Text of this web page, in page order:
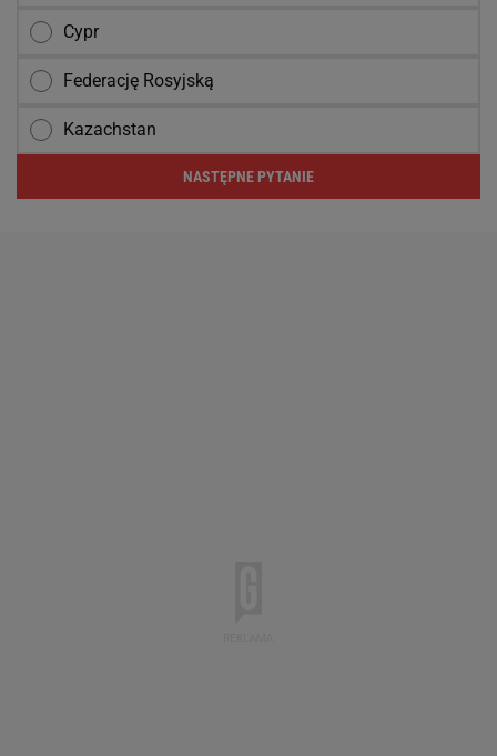
Cypr
Federację Rosyjską
Kazachstan
NASTĘPNE PYTANIE